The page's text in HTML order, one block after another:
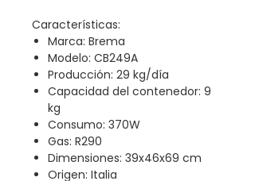
Características:
Marca: Brema
Modelo: CB249A
Producción: 29 kg/día
Capacidad del contenedor: 9
kg
Consumo: 370W
Gas: R290
Dimensiones: 39x46x69 cm
Origen: Italia